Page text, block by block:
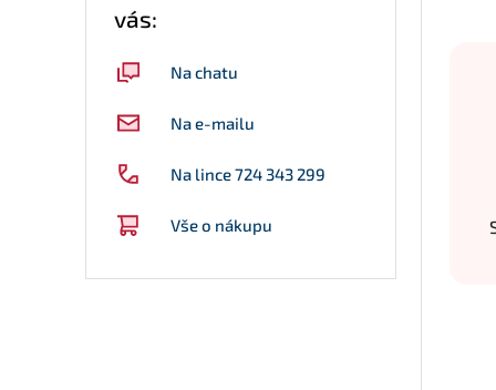
vás:
Na chatu
Na e-mailu
Na lince 724 343 299
Vše o nákupu